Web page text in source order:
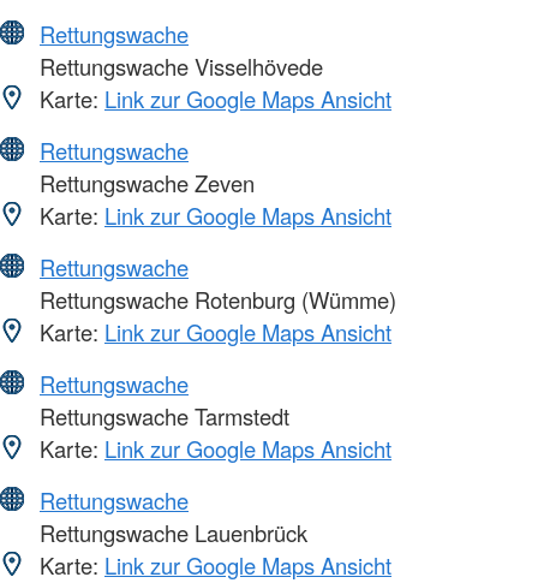
Rettungswache
Rettungswache Visselhövede
Karte: Link zur Google Maps Ansicht
Rettungswache
Rettungswache Zeven
Karte: Link zur Google Maps Ansicht
Rettungswache
Rettungswache Rotenburg (Wümme)
Karte: Link zur Google Maps Ansicht
Rettungswache
Rettungswache Tarmstedt
Karte: Link zur Google Maps Ansicht
Rettungswache
Rettungswache Lauenbrück
Karte: Link zur Google Maps Ansicht